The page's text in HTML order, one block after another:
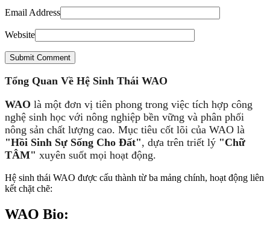
Email Address
Website
Submit Comment
Tổng Quan Về Hệ Sinh Thái WAO
WAO là một đơn vị tiên phong trong việc tích hợp công
nghệ sinh học với nông nghiệp bền vững và phân phối
nông sản chất lượng cao. Mục tiêu cốt lõi của WAO là
"Hồi Sinh Sự Sống Cho Đất", dựa trên triết lý "Chữ
TÂM" xuyên suốt mọi hoạt động.
Hệ sinh thái WAO được cấu thành từ ba mảng chính, hoạt động liên
kết chặt chẽ:
WAO Bio: